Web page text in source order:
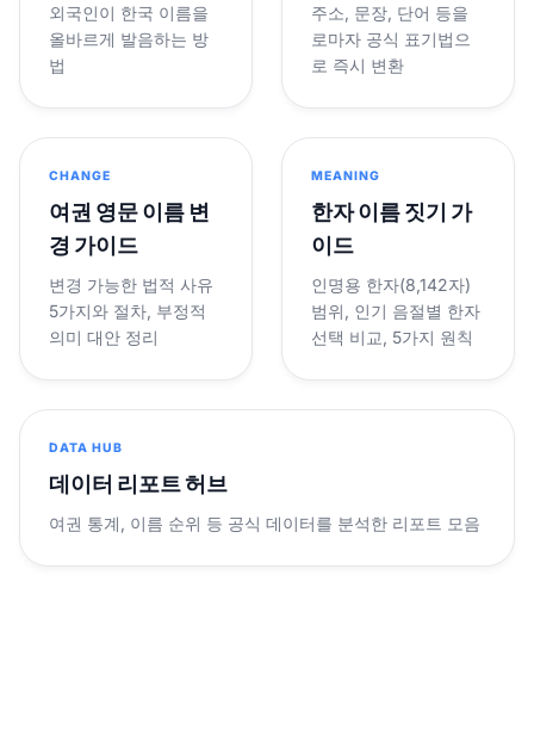
외국인이 한국 이름을
올바르게 발음하는 방
법
주소, 문장, 단어 등을
로마자 공식 표기법으
로 즉시 변환
CHANGE
여권 영문 이름 변
경 가이드
변경 가능한 법적 사유
5가지와 절차, 부정적
의미 대안 정리
MEANING
한자 이름 짓기 가
이드
인명용 한자(8,142자)
범위, 인기 음절별 한자
선택 비교, 5가지 원칙
DATA HUB
데이터 리포트 허브
여권 통계, 이름 순위 등 공식 데이터를 분석한 리포트 모음